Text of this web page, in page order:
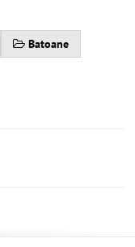
Batoane